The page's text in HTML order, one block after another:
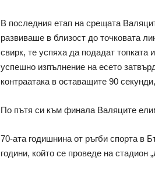
В последния етап на срещата
развиваше в близост до точковата
свирк, те успяха да подадат
успешно изпълнение на есето
контраатака в оставащите 90
По пътя си към финала Валяците
70-ата годишнина от ръгби спорта в
години, който се проведе на стадион